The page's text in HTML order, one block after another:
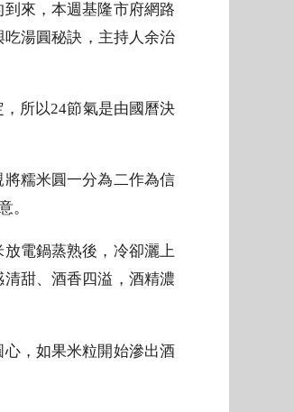
來，本週基隆市府網路
吃湯圓秘訣，主持人余治
所以24節氣是由國曆決
糯米圓一分為二作為信
。
電鍋蒸熟後，冷卻灑上
甜、酒香四溢，酒精濃
，如果米粒開始滲出酒